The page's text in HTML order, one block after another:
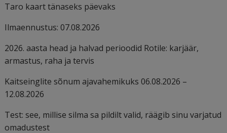
Taro kaart tänaseks päevaks
Ilmaennustus: 07.08.2026
2026. aasta head ja halvad perioodid Rotile: karjäär,
armastus, raha ja tervis
Kaitseinglite sõnum ajavahemikuks 06.08.2026 –
12.08.2026
Test: see, millise silma sa pildilt valid, räägib sinu varjatud
omadustest